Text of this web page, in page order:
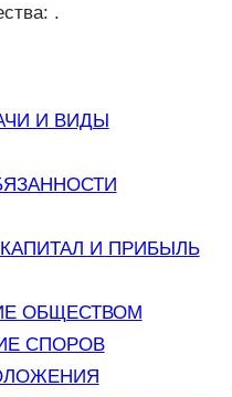
.
И ВИДЫ
И ПРИБЫЛЬ
ОБЩЕСТВОМ
СПОРОВ